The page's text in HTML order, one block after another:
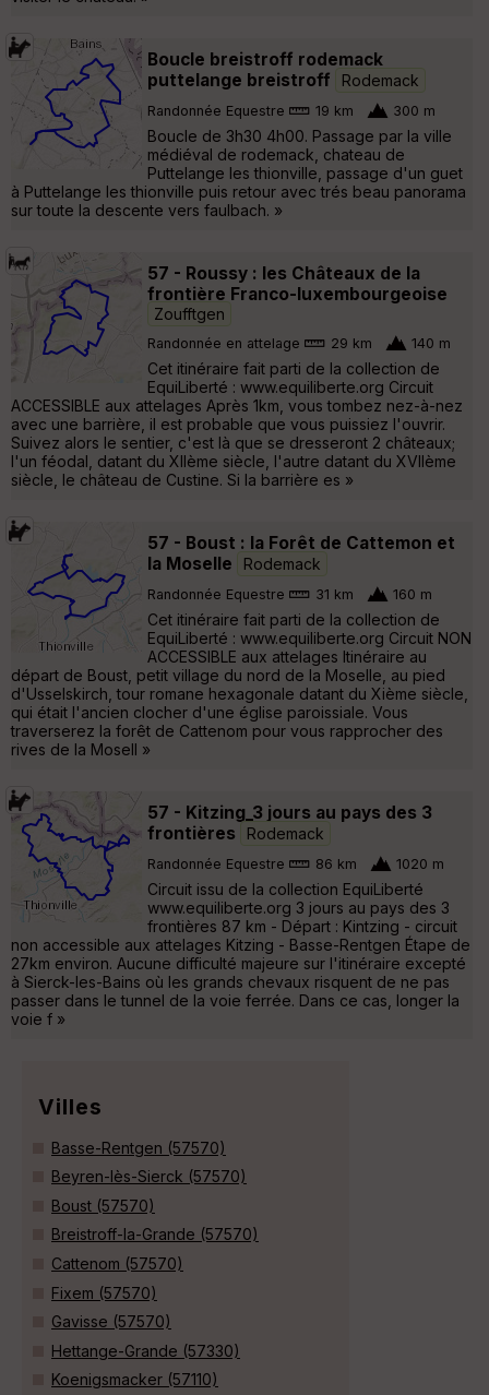
Boucle breistroff rodemack
puttelange breistroff
Rodemack
Randonnée Equestre 19 km 300 m
Boucle de 3h30 4h00. Passage par la ville
médiéval de rodemack, chateau de
Puttelange les thionville, passage d'un guet
à Puttelange les thionville puis retour avec trés beau panorama
sur toute la descente vers faulbach. »
57 - Roussy : les Châteaux de la
frontière Franco-luxembourgeoise
Zoufftgen
Randonnée en attelage 29 km 140 m
Cet itinéraire fait parti de la collection de
EquiLiberté : www.equiliberte.org Circuit
ACCESSIBLE aux attelages Après 1km, vous tombez nez-à-nez
avec une barrière, il est probable que vous puissiez l'ouvrir.
Suivez alors le sentier, c'est là que se dresseront 2 châteaux;
l'un féodal, datant du XIIème siècle, l'autre datant du XVIIème
siècle, le château de Custine. Si la barrière es »
57 - Boust : la Forêt de Cattemon et
la Moselle
Rodemack
Randonnée Equestre 31 km 160 m
Cet itinéraire fait parti de la collection de
EquiLiberté : www.equiliberte.org Circuit NON
ACCESSIBLE aux attelages Itinéraire au
départ de Boust, petit village du nord de la Moselle, au pied
d'Usselskirch, tour romane hexagonale datant du Xième siècle,
qui était l'ancien clocher d'une église paroissiale. Vous
traverserez la forêt de Cattenom pour vous rapprocher des
rives de la Mosell »
57 - Kitzing_3 jours au pays des 3
frontières
Rodemack
Randonnée Equestre 86 km 1020 m
Circuit issu de la collection EquiLiberté
www.equiliberte.org 3 jours au pays des 3
frontières 87 km - Départ : Kintzing - circuit
non accessible aux attelages Kitzing - Basse-Rentgen Étape de
27km environ. Aucune difficulté majeure sur l'itinéraire excepté
à Sierck-les-Bains où les grands chevaux risquent de ne pas
passer dans le tunnel de la voie ferrée. Dans ce cas, longer la
voie f »
Villes
Basse-Rentgen (57570)
Beyren-lès-Sierck (57570)
Boust (57570)
Breistroff-la-Grande (57570)
Cattenom (57570)
Fixem (57570)
Gavisse (57570)
Hettange-Grande (57330)
Koenigsmacker (57110)